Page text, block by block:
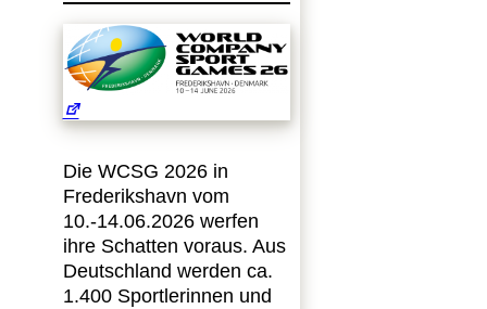
Die WCSG 2026 in
Frederikshavn vom
10.-14.06.2026 werfen
ihre Schatten voraus. Aus
Deutschland werden ca.
1.400 Sportlerinnen und